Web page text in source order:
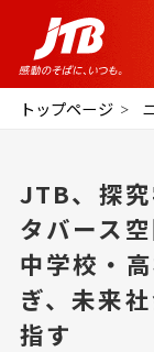
トップページ
JTB、探
タバース
中学校・
ぎ、未来
指す